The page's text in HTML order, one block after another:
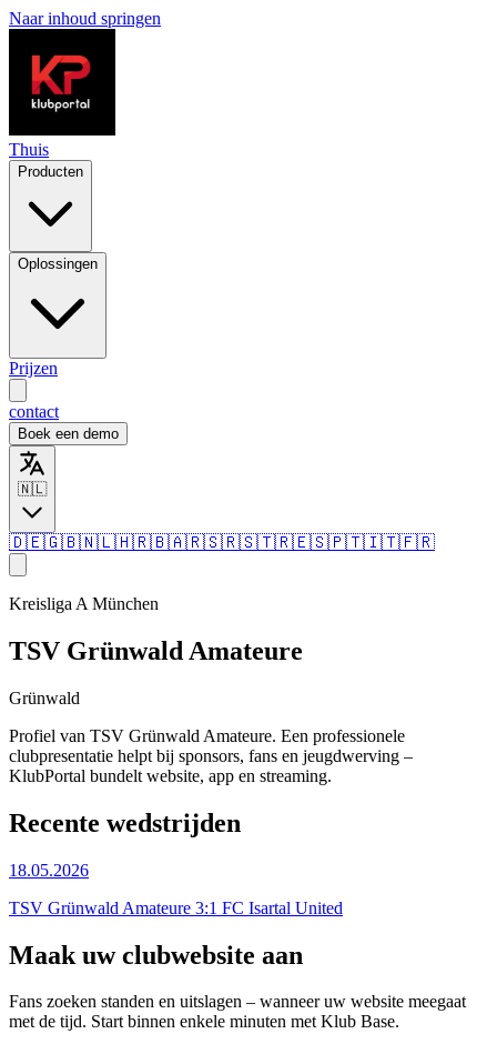
Naar inhoud springen
Thuis
Producten
Oplossingen
Prijzen
contact
Boek een demo
🇳🇱
🇩🇪🇬🇧🇳🇱🇭🇷🇧🇦🇷🇸🇷🇸🇹🇷🇪🇸🇵🇹🇮🇹🇫🇷
Kreisliga A München
TSV Grünwald Amateure
Grünwald
Profiel van TSV Grünwald Amateure. Een professionele
clubpresentatie helpt bij sponsors, fans en jeugdwerving –
KlubPortal bundelt website, app en streaming.
Recente wedstrijden
18.05.2026
TSV Grünwald Amateure 3:1 FC Isartal United
Maak uw clubwebsite aan
Fans zoeken standen en uitslagen – wanneer uw website meegaat
met de tijd. Start binnen enkele minuten met Klub Base.